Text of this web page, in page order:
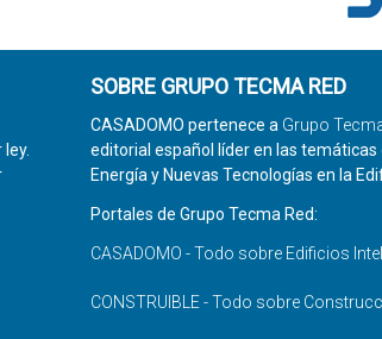
SOBRE GRUPO TECMA RED
CASADOMO pertenece a Grupo
editorial español líder en las temáticas
Energía y Nuevas Tecnologías en la
Portales de Grupo Tecma Red:
CASADOMO - Todo sobre Edificios
CONSTRUIBLE - Todo sobre